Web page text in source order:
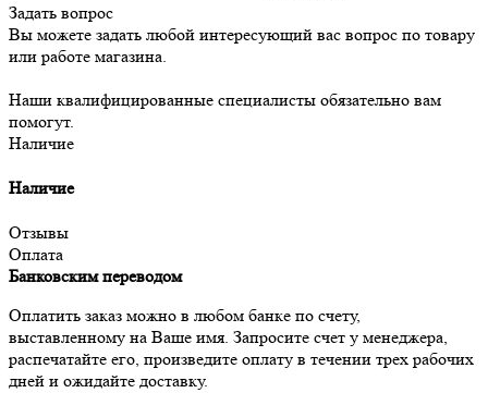
Задать вопрос
Вы можете задать любой интересующий вас вопрос по товару
или работе магазина.
Наши квалифицированные специалисты обязательно вам
помогут.
Наличие
Наличие
Отзывы
Оплата
Банковским переводом
Оплатить заказ можно в любом банке по счету,
выставленному на Ваше имя. Запросите счет у менеджера,
распечатайте его, произведите оплату в течении трех рабочих
дней и ожидайте доставку.